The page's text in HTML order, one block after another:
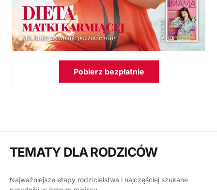
Pobierz bezpłatnie
TEMATY DLA RODZICÓW
Najważniejsze etapy rodzicielstwa i najczęściej szukane